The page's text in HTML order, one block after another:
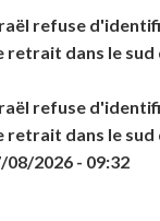
refuse
retrait dans le sud
refuse
retrait dans le sud
08/2026 - 09:32